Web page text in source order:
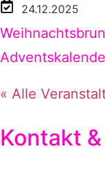
24.12.2025
« Alle
Kontakt